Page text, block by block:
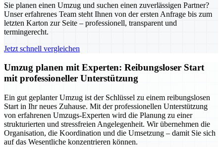
Sie planen einen Umzug und suchen einen zuverlässigen Partner?
Unser erfahrenes Team steht Ihnen von der ersten Anfrage bis zum
letzten Karton zur Seite – professionell, transparent und
termingerecht.
Jetzt schnell vergleichen
Umzug planen mit Experten: Reibungsloser Start
mit professioneller Unterstützung
Ein gut geplanter Umzug ist der Schlüssel zu einem reibungslosen
Start in Ihr neues Zuhause. Mit der professionellen Unterstützung
von erfahrenen Umzugs-Experten wird die Planung zu einer
strukturierten und stressfreien Angelegenheit. Wir übernehmen die
Organisation, die Koordination und die Umsetzung – damit Sie sich
auf das Wesentliche konzentrieren können.